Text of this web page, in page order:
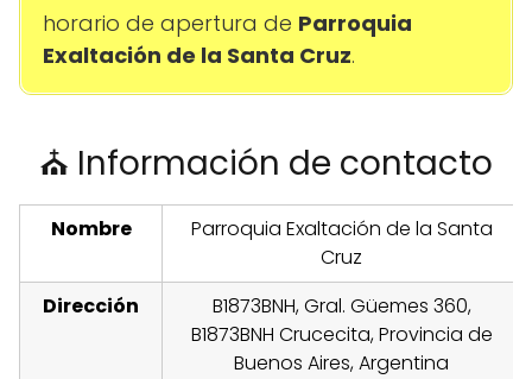
horario de apertura de Parroquia
Exaltación de la Santa Cruz.
⛪ Información de contacto
Nombre
Parroquia Exaltación de la Santa
Cruz
Dirección
B1873BNH, Gral. Güemes 360,
B1873BNH Crucecita, Provincia de
Buenos Aires, Argentina